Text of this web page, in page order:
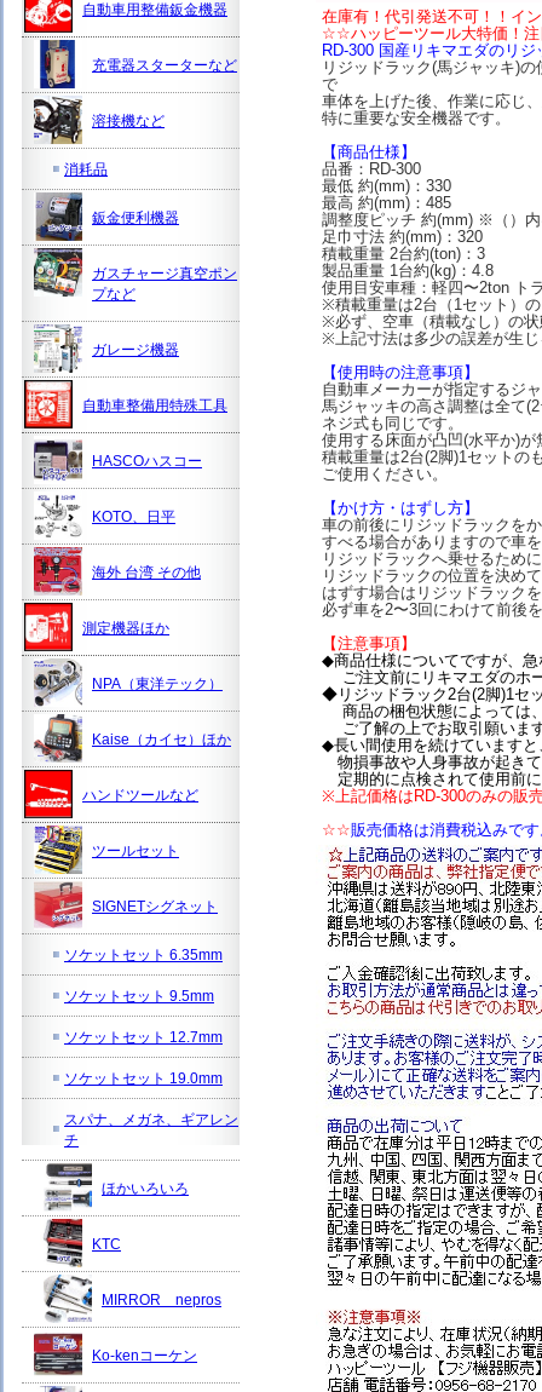
在庫有！代引発送不可！！イ
☆☆ハッピーツール大特価！
RD-300 国産リキマエダのリ
リジッドラック(馬ジャッキ)
で
車体を上げた後、作業に応じ
特に重要な安全機器です。
【商品仕様】
品番：RD-300
最低 約(mm)：330
最高 約(mm)：485
調整度ピッチ 約(mm) ※（）
足巾寸法 約(mm)：320
積載重量 2台約(ton)：3
製品重量 1台約(kg)：4.8
使用目安車種：軽四〜2ton ト
※積載重量は2台（1セット）
※必ず、空車（積載なし）の
※上記寸法は多少の誤差が生
【使用時の注意事項】
自動車メーカーが指定するジ
馬ジャッキの高さ調整は全て
ネジ式も同じです。
使用する床面が凸凹(水平か)
積載重量は2台(2脚)1セットの
ご使用ください。
【かけ方・はずし方】
車の前後にリジッドラックを
すべる場合がありますので車
リジッドラックへ乗せるため
リジッドラックの位置を決め
はずす場合はリジッドラック
必ず車を2〜3回にわけて前後
【注意事項】
◆商品仕様についてですが、
ご注文前にリキマエダのホ
◆リジッドラック2台(2脚)1セ
商品の梱包状態によっては
ご了解の上でお取引願いま
◆長い間使用を続けています
物損事故や人身事故が起き
定期的に点検されて使用前
※上記価格はRD-300のみの販
☆☆販売価格は消費税込みで
自動車用整備鈑金機器
充電器スターターなど
溶接機など
消耗品
鈑金便利機器
ガスチャージ真空ポン
プなど
ガレージ機器
自動車整備用特殊工具
HASCOハスコー
KOTO、日平
海外 台湾 その他
測定機器ほか
NPA（東洋テック）
Kaise（カイセ）ほか
ハンドツールなど
ツールセット
SIGNETシグネット
ソケットセット 6.35mm
ソケットセット 9.5mm
ソケットセット 12.7mm
ソケットセット 19.0mm
スパナ、メガネ、ギアレン
チ
ほかいろいろ
KTC
MIRROR nepros
Ko-kenコーケン